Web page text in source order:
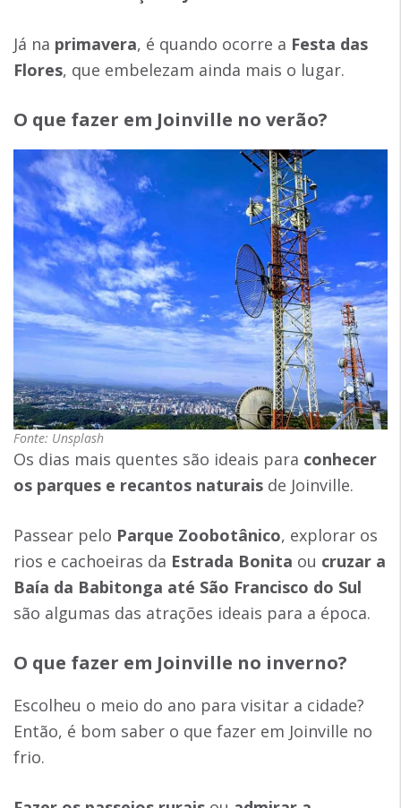
Já na primavera, é quando ocorre a Festa das
Flores, que embelezam ainda mais o lugar.
O que fazer em Joinville no verão?
Fonte: Unsplash
Os dias mais quentes são ideais para conhecer
os parques e recantos naturais de Joinville.
Passear pelo Parque Zoobotânico, explorar os
rios e cachoeiras da Estrada Bonita ou cruzar a
Baía da Babitonga até São Francisco do Sul
são algumas das atrações ideais para a época.
O que fazer em Joinville no inverno?
Escolheu o meio do ano para visitar a cidade?
Então, é bom saber o que fazer em Joinville no
frio.